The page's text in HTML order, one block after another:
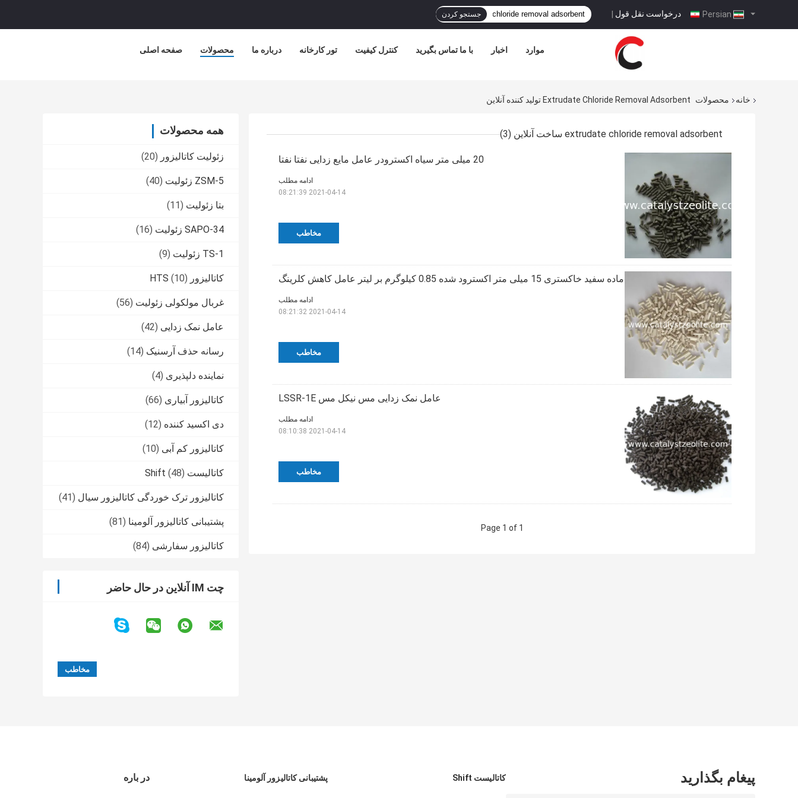
درخواست نقل قول | جستجو کردن
صفحه اصلی محصولات درباره ما تور کارخانه کنترل کیفیت با ما تماس بگیرید اخبار موارد
خانه محصولات Extrudate Chloride Removal Adsorbent تولید کننده آنلاین
همه محصولات
زئولیت کاتالیزور (20)
ZSM-5 زئولیت (40)
بتا زئولیت (11)
SAPO-34 زئولیت (16)
TS-1 زئولیت (9)
کاتالیزور HTS (10)
غربال مولکولی زئولیت (56)
عامل نمک زدایی (42)
رسانه حذف آرسنیک (14)
نماینده دلپذیری (4)
کاتالیزور آبیاری (66)
دی اکسید کننده (12)
کاتالیزور کم آبی (10)
کاتالیست Shift (48)
کاتالیزور ترک خوردگی کاتالیزور سیال (41)
پشتیبانی کاتالیزور آلومینا (81)
کاتالیزور سفارشی (84)
چت IM آنلاین در حال حاضر
extrudate chloride removal adsorbent ساخت آنلاین (3)
20 میلی متر سیاه اکسترودر عامل مایع زدایی نفتا نفتا
مخاطب
ادامه مطلب
2021-04-14 08:21:39
ماده سفید خاکستری 15 میلی متر اکسترود شده 0.85 کیلوگرم بر لیتر عامل کاهش کلرینگ
مخاطب
ادامه مطلب
2021-04-14 08:21:32
عامل نمک زدایی مس نیکل مس LSSR-1E
مخاطب
ادامه مطلب
2021-04-14 08:10:38
Page 1 of 1
در باره پشتیبانی کاتالیزور آلومینا کاتالیست Shift پیغام بگذارید